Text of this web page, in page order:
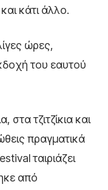
κάτι άλλο.
ώρες,
του εαυτού
στα τζιτζίκια και
πραγματικά
ταιριάζει
από